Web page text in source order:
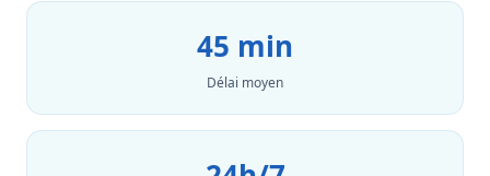
45 min
Délai moyen